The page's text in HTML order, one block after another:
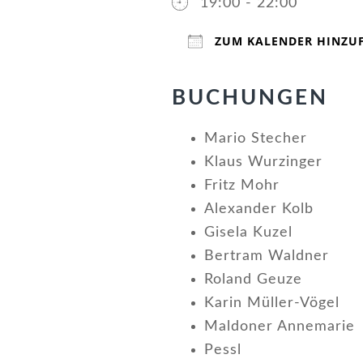
19:00 - 22:00
ZUM KALENDER
BUCHUNGEN
Mario Stecher
Klaus Wurzinger
Fritz Mohr
Alexander Kolb
Gisela Kuzel
Bertram Waldner
Roland Geuze
Karin Müller-Vögel
Maldoner Annemarie
Pessl